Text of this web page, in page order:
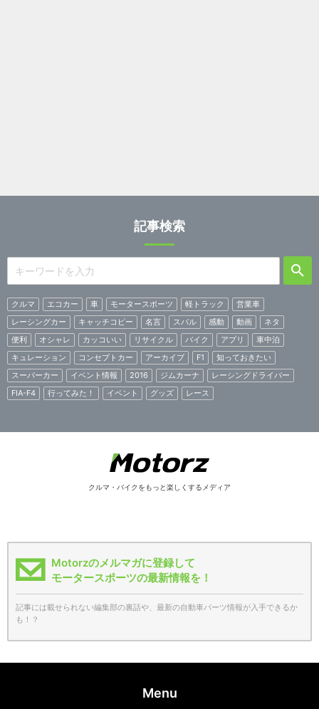
記事検索
クルマ エコカー 車 モータースポーツ 軽トラック
営業車
レーシングカー
キャッチコピー 名言 スバル 感動 動画
ネタ
便利
オシャレ カッコいい リサイクル バイク アプリ
車中泊
キュレーション
コンセプトカー アーカイブ F1
知っておきたい
スーパーカー
イベント情報 2016 ジムカーナ
レーシングドライバー
FIA-F4
行ってみた！ イベント グッズ レース
クルマ・バイクをもっと楽しくするメディア
Motorzのメルマガに登録して
モータースポーツの最新情報を！
記事には載せられない編集部の裏話や、最新の自動車パーツ情報が入手できるか
も！？
Menu